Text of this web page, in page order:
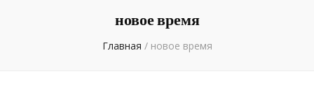
новое время
Главная / новое время